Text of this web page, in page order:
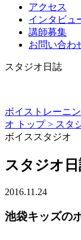
アクセス
インタビュ
講師募集
お問い合わ
スタジオ日誌
ボイストレーニ
オ トップ > スタ
ボイススタジオ
スタジオ日
2016.11.24
池袋キッズの